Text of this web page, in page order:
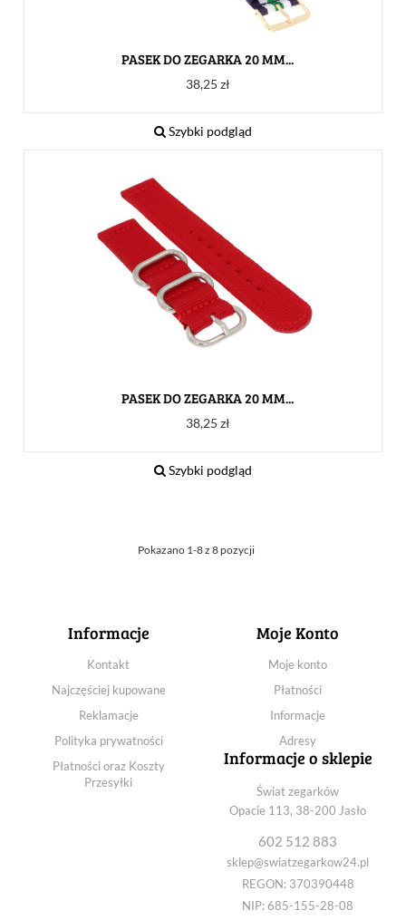
PASEK DO ZEGARKA 20 MM...
Cena
38,25 zł
Szybki podgląd
PASEK DO ZEGARKA 20 MM...
Cena
38,25 zł
Szybki podgląd
Pokazano 1-8 z 8 pozycji
Informacje
Kontakt
Najczęściej kupowane
Reklamacje
Polityka prywatności
Płatności oraz Koszty
Przesyłki
Moje Konto
Moje konto
Płatności
Informacje
Adresy
Informacje o sklepie
Świat zegarków
Opacie 113, 38-200 Jasło
602 512 883
sklep@swiatzegarkow24.pl
REGON: 370390448
NIP: 685-155-28-08